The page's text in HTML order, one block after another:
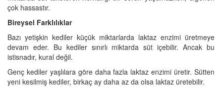
çok hassastır.
Bireysel Farklılıklar
Bazı yetişkin kediler küçük miktarlarda laktaz enzimi üretmeye
devam eder. Bu kediler sınırlı miktarda süt içebilir. Ancak bu
istisnadır, kural değil.
Genç kediler yaşlılara göre daha fazla laktaz enzimi üretir. Sütten
yeni kesilmiş kediler, birkaç ay daha az da olsa laktaz üretebilir.